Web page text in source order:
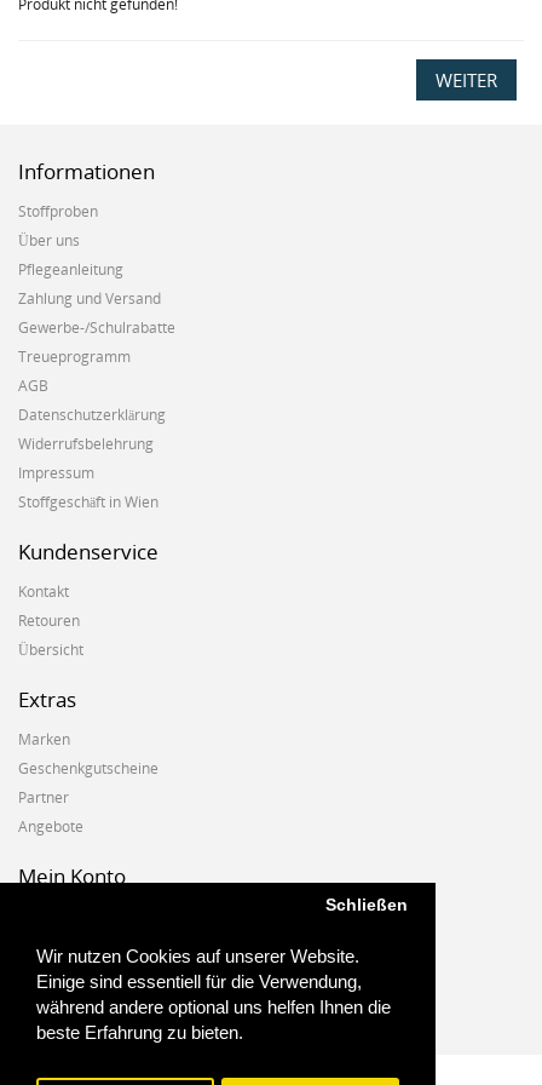
Wir nutzen Cookies auf unserer Website.
Einige sind essentiell für die Verwendung,
während andere optional uns helfen Ihnen die
beste Erfahrung zu bieten.
Schließen
Produkt nicht gefunden!
WEITER
Informationen
Stoffproben
Über uns
Pflegeanleitung
Zahlung und Versand
Gewerbe-/Schulrabatte
Treueprogramm
AGB
Datenschutzerklärung
Widerrufsbelehrung
Impressum
Stoffgeschäft in Wien
Kundenservice
Kontakt
Retouren
Übersicht
Extras
Marken
Geschenkgutscheine
Partner
Angebote
Mein Konto
Auftragshistorie
Wunschzettel
Newsletter